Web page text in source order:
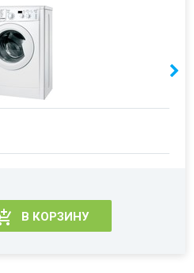
В КОРЗИНУ